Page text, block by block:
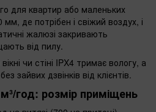
для квартир або маленьких
де потрібен і свіжий воздух, і
жалюзі закривають
від пилу.
чи стіні IPX4 тримає вологу, а
зайвих дзвінків від клієнтів.
год: розмір приміщень